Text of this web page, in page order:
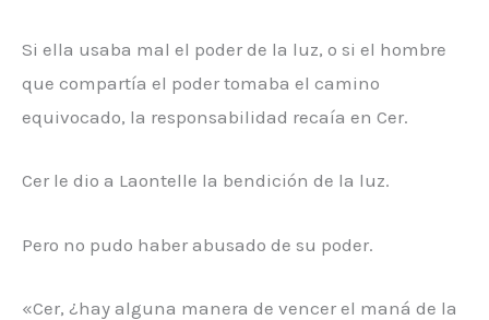
Si ella usaba mal el poder de la luz, o si el hombre
que compartía el poder tomaba el camino
equivocado, la responsabilidad recaía en Cer.
Cer le dio a Laontelle la bendición de la luz.
Pero no pudo haber abusado de su poder.
«Cer, ¿hay alguna manera de vencer el maná de la